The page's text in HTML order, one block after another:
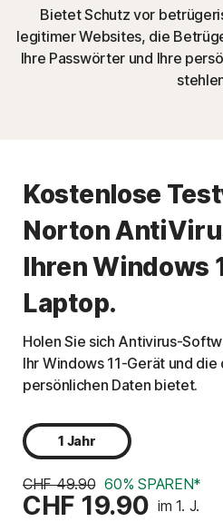
Bietet Schutz vor
legitimer Websites, die
Ihre Passwörter und Ihre
Kostenlose
Norton
Ihren Windows
Laptop.
Holen Sie sich Antivirus-
Ihr Windows 11-Gerät und
persönlichen Daten bietet.
1 Jahr
CHF 49.90 60% SPAREN*
CHF 19.90 im 1. J.